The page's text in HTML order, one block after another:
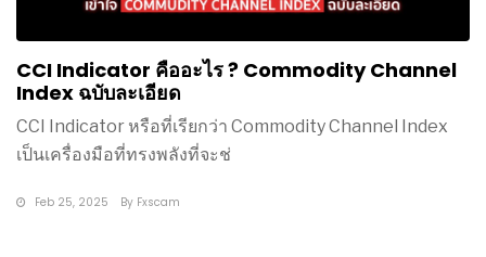
CCI Indicator คืออะไร ? Commodity Channel
Index ฉบับละเอียด
CCI Indicator หรือที่เรียกว่า Commodity Channel Index
เป็นเครื่องมือที่ทรงพลังที่จะช่
Feb 25, 2025 By Fxscam